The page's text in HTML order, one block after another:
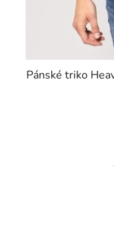
Pánské triko